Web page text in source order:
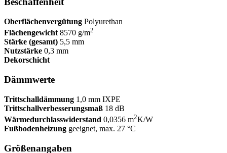
Oberflächenvergütung Polyurethan
Flächengewicht 8570 g/m2
Stärke (gesamt) 5,5 mm
Nutzstärke 0,3 mm
Dekorschicht
Dämmwerte
Trittschalldämmung 1,0 mm IXPE
Trittschallverbesserungsmaß 18 dB
Wärmedurchlasswiderstand 0,0356 m2K/W
Fußbodenheizung geeignet, max. 27 °C
Größenangaben